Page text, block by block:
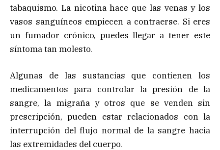
tabaquismo. La nicotina hace que las venas y los
vasos sanguíneos empiecen a contraerse. Si eres
un fumador crónico, puedes llegar a tener este
síntoma tan molesto.
Algunas de las sustancias que contienen los
medicamentos para controlar la presión de la
sangre, la migraña y otros que se venden sin
prescripción, pueden estar relacionados con la
interrupción del flujo normal de la sangre hacia
las extremidades del cuerpo.